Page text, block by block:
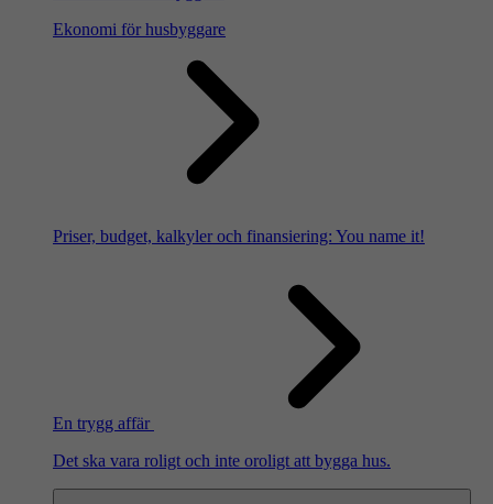
Ekonomi för husbyggare
Priser, budget, kalkyler och finansiering: You name it!
En trygg affär
Det ska vara roligt och inte oroligt att bygga hus.